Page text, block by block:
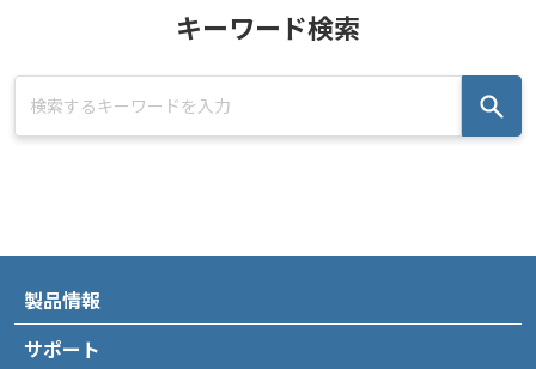
キーワード検索
製品情報
サポート